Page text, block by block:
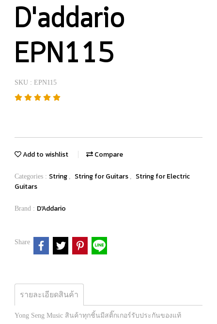
D'addario
EPN115
SKU : EPN115
Add to wishlist Compare
Categories : String , String for Guitars ,
String for Electric
Guitars
Brand : D'Addario
Share
รายละเอียดสินค้า
Yong Seng Music สินค้าทุกชิ้นมีสติ๊กเกอร์รับประกันของแท้